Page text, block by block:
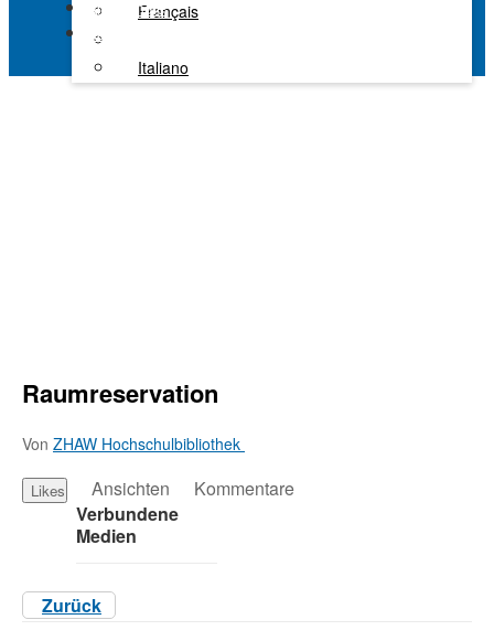
Français
Italiano
Alle Kanäle
Kaltura Learning
Raumreservation
Von ZHAW Hochschulbibliothek
Likes Ansichten
Kommentare
Verbundene
Medien
Zurück